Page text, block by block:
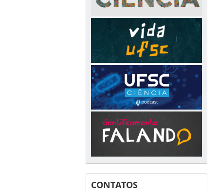
CONTATOS